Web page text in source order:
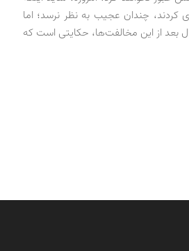
چندان عجیب به نظر نرسد؛ اما
از این مخالفت‌ها، حکایتی است که